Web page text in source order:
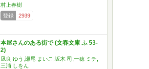
村上春樹
登録
2939
本屋さんのある街で (文春文庫 ふ 53-
2)
凪良 ゆう,瀬尾 まいこ,坂木 司,一穂 ミチ,
三浦 しをん